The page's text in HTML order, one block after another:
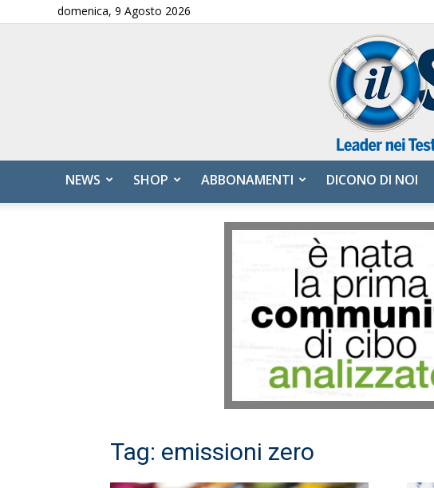
domenica, 9 Agosto 2026
NEWS SHOP ABBONAMENTI DICONO DI NOI
Tag: emissioni zero